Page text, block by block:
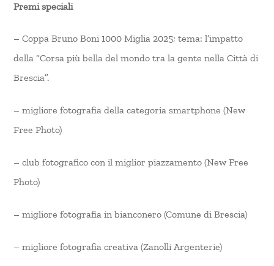
Premi speciali
– Coppa Bruno Boni 1000 Miglia 2025; tema: l’impatto
della “Corsa più bella del mondo tra la gente nella Città di
Brescia”.
– migliore fotografia della categoria smartphone (New
Free Photo)
– club fotografico con il miglior piazzamento (New Free
Photo)
– migliore fotografia in bianconero (Comune di Brescia)
– migliore fotografia creativa (Zanolli Argenterie)